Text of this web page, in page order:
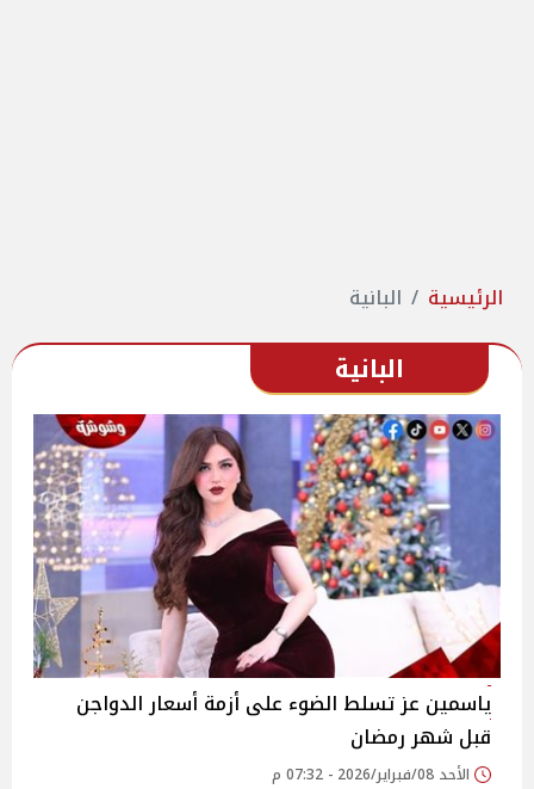
الرئيسية البانية
البانية
ياسمين عز تسلط الضوء على أزمة أسعار الدواجن
قبل شهر رمضان
الأحد 08/فبراير/2026 - 07:32 م